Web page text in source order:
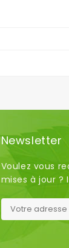
Newsletter
Voulez vous
mises à jour ?